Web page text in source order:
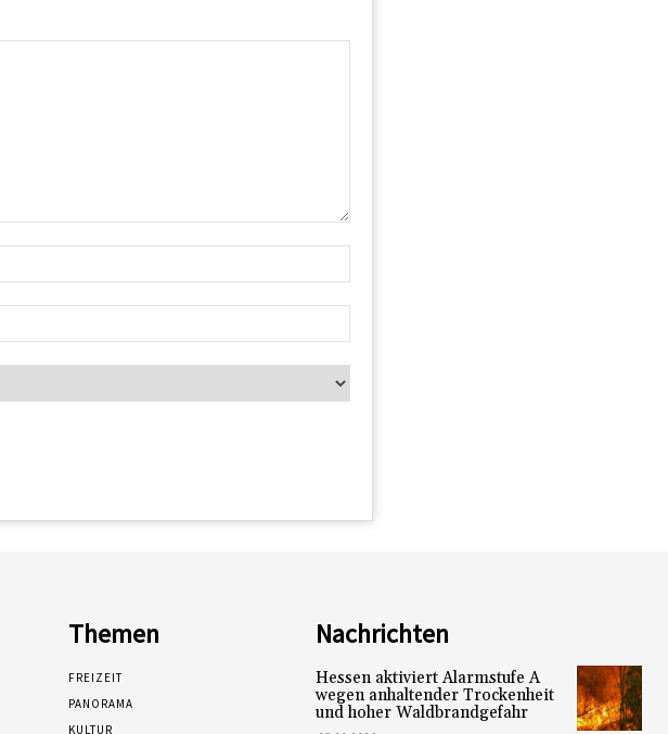
Themen
FREIZEIT
PANORAMA
KULTUR
Nachrichten
Hessen aktiviert Alarmstufe A
wegen anhaltender Trockenheit
und hoher Waldbrandgefahr